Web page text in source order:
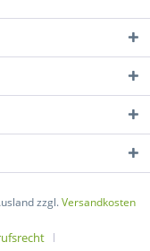
zzgl.Versandkosten